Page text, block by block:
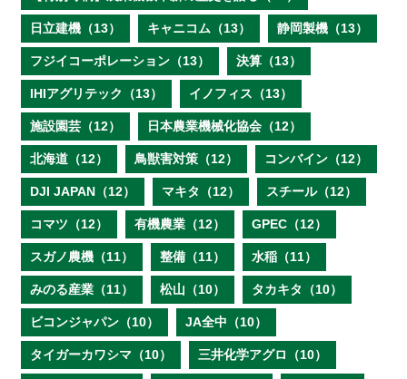
日立建機（13） キャニコム（13） 静岡製機（13）
フジイコーポレーション（13） 決算（13）
IHIアグリテック（13） イノフィス（13）
施設園芸（12） 日本農業機械化協会（12）
北海道（12） 鳥獣害対策（12） コンバイン（12）
DJI JAPAN（12） マキタ（12） スチール（12）
コマツ（12） 有機農業（12） GPEC（12）
スガノ農機（11） 整備（11） 水稲（11）
みのる産業（11） 松山（10） タカキタ（10）
ビコンジャパン（10） JA全中（10）
タイガーカワシマ（10） 三井化学アグロ（10）